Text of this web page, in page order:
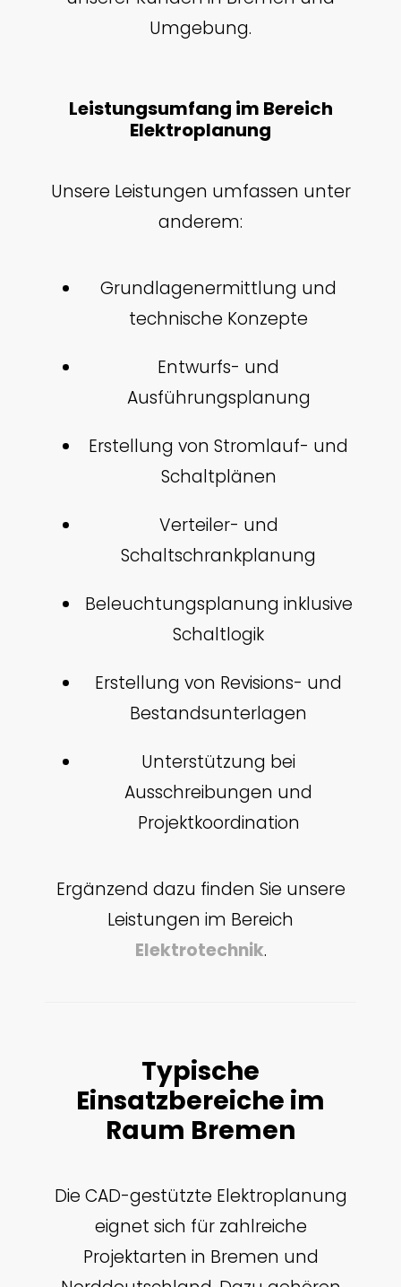
Umgebung.
Leistungsumfang im Bereich
Elektroplanung
Unsere Leistungen umfassen unter
anderem:
Grundlagenermittlung und
technische Konzepte
Entwurfs- und
Ausführungsplanung
Erstellung von Stromlauf- und
Schaltplänen
Verteiler- und
Schaltschrankplanung
Beleuchtungsplanung inklusive
Schaltlogik
Erstellung von Revisions- und
Bestandsunterlagen
Unterstützung bei
Ausschreibungen und
Projektkoordination
Ergänzend dazu finden Sie unsere
Leistungen im Bereich
Elektrotechnik.
Typische
Einsatzbereiche im
Raum Bremen
Die CAD-gestützte Elektroplanung
eignet sich für zahlreiche
Projektarten in Bremen und